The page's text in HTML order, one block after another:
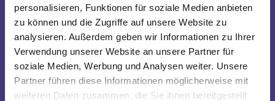
personalisieren, Funktionen für soziale Medien anbieten
zu können und die Zugriffe auf unsere Website zu
analysieren. Außerdem geben wir Informationen zu Ihrer
Verwendung unserer Website an unsere Partner für
soziale Medien, Werbung und Analysen weiter. Unsere
Partner führen diese Informationen möglicherweise mit
weiteren Daten zusammen, die Sie ihnen bereitgestellt
Floya Jam